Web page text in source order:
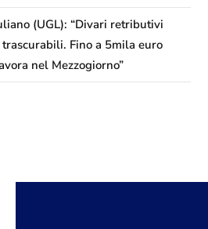
(UGL): “Divari retributivi
Fino a 5mila euro
nel Mezzogiorno”